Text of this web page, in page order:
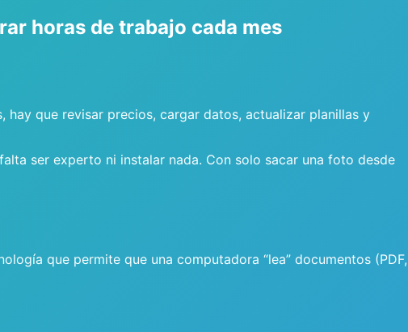
horas de trabajo cada mes
hay que revisar precios, cargar datos, actualizar planillas y
ser experto ni instalar nada. Con solo sacar una foto desde
que permite que una computadora “lea” documentos (PDF,